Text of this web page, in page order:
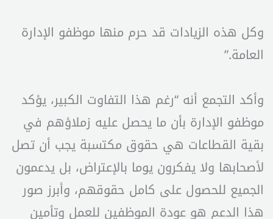
وكل هذه الزيادات قد حرم منها موظفو الإدارة
العامة.”
وأكد التجمع أنه “رغم هذا التفاوت الكبير، يؤكد
موظفو الإدارة بأن ما يحصل عليه زملاؤهم في
بقية القطاعات هي حقوق مكتسبة يجب أن تصل
لأصحابها ولا يفكرون يوما بالإعتراض، بل يدعمون
الجميع للحصول على كامل حقوقهم، وأبرز صور
هذا الدعم هو عودة الموظفين للعمل وتأمين